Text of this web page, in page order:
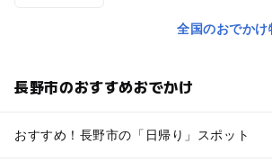
全国のおでか
長野市のおすすめおでかけ
おすすめ！長野市の「日帰り」スポット